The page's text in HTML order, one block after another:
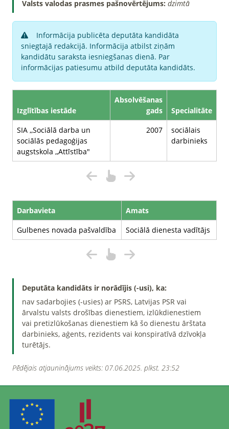
Valsts valodas prasmes pašnovērtējums: dzimtā
Informācija publicēta deputāta kandidāta
sniegtajā redakcijā. Informācija atbilst ziņām
kandidātu saraksta iesniegšanas dienā. Par
informācijas patiesumu atbild deputāta kandidāts.
Izglītības iestāde
Absolvēšanas
gads
Specialitāte
SIA ,,Sociālā darba un
sociālās pedagoģijas
augstskola ,,Attīstība"
2007
sociālais
darbinieks
Darbavieta
Amats
Gulbenes novada pašvaldība
Sociālā dienesta vadītājs
Deputāta kandidāts ir norādījis (-usi), ka:
nav sadarbojies (-usies) ar PSRS, Latvijas PSR vai
ārvalstu valsts drošības dienestiem, izlūkdienestiem
vai pretizlūkošanas dienestiem kā šo dienestu ārštata
darbinieks, aģents, rezidents vai konspiratīvā dzīvokļa
turētājs.
Pēdējais atjauninājums veikts: 07.06.2025. plkst. 23:52